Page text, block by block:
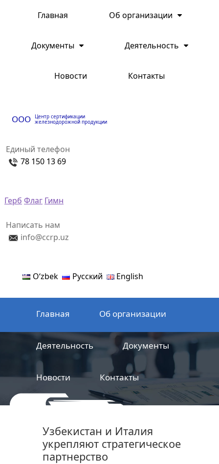
Главная Об организации
Документы Деятельность
Новости Контакты
ООО Центр сертификации
железнодорожной продукции
Единый телефон
78 150 13 69
Герб Флаг Гимн
Написать нам
info@ccrp.uz
Oʻzbek Русский English
Главная Об организации
Деятельность Документы
Новости Контакты
железнодорожной продукции
Узбекистан и Италия
укрепляют стратегическое
партнерство